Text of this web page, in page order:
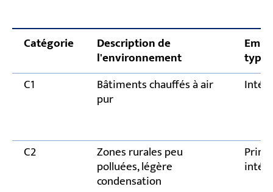
Combien d'années un revêtement peut-il
garantir l'absence de rouille ?
Catégorie Description de
l'environnement
C1
Bâtiments chauffés à air
pur
C2 Zones rurales peu
polluées, légère
condensation